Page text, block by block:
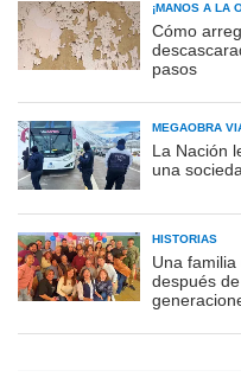
¡MANOS A LA
Cómo
pasos
MEGAOBRA
La Nación
una
HISTORIAS
Una
después